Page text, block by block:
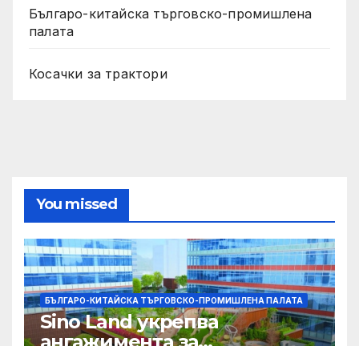
Българо-китайска търговско-промишлена
палата
Косачки за трактори
You missed
БЪЛГАРО-КИТАЙСКА ТЪРГОВСКО-ПРОМИШЛЕНА ПАЛАТА
Sino Land укрепва